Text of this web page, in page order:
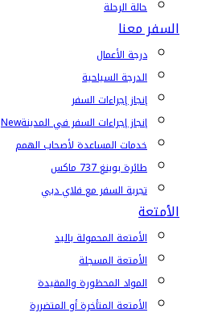
حالة الرحلة
السفر معنا
درجة الأعمال
الدرجة السياحية
إنجاز إجراءات السفر
إنجاز إجراءات السفر في المدينةNew
خدمات المساعدة لأصحاب الهمم
طائرة بوينغ 737 ماكس
تجربة السفر مع فلاي دبي
الأمتعة
الأمتعة المحمولة باليد
الأمتعة المسجلة
المواد المحظورة والمقيدة
الأمتعة المتأخرة أو المتضررة